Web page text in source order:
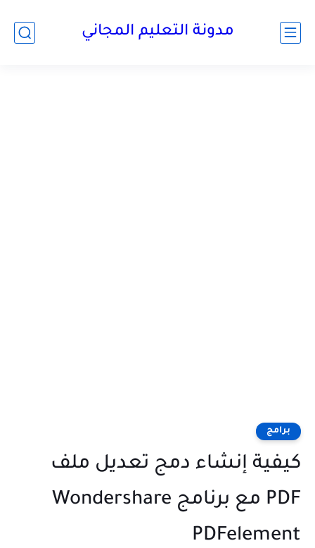
مدونة التعليم المجاني
برامج
كيفية إنشاء دمج تعديل ملف
PDF مع برنامج Wondershare
PDFelement